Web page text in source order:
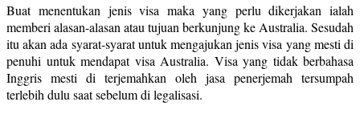
Buat menentukan jenis visa maka yang perlu dikerjakan ialah
memberi alasan-alasan atau tujuan berkunjung ke Australia. Sesudah
itu akan ada syarat-syarat untuk mengajukan jenis visa yang mesti di
penuhi untuk mendapat visa Australia. Visa yang tidak berbahasa
Inggris mesti di terjemahkan oleh jasa penerjemah tersumpah
terlebih dulu saat sebelum di legalisasi.